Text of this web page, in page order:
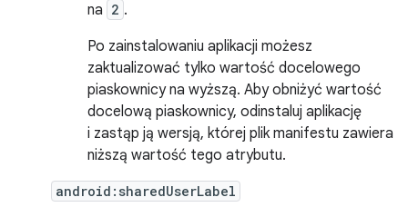
na 2 .
Po zainstalowaniu aplikacji możesz
zaktualizować tylko wartość docelowego
piaskownicy na wyższą. Aby obniżyć wartość
docelową piaskownicy, odinstaluj aplikację
i zastąp ją wersją, której plik manifestu zawiera
niższą wartość tego atrybutu.
android:sharedUserLabel